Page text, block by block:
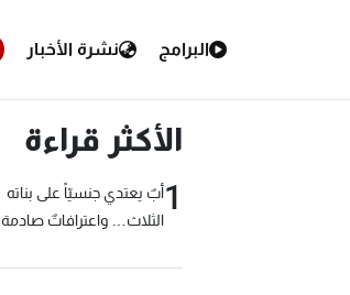
البرامج نشرة الأخبار
الأكثر قراءة
1أبٌ يعتدي جنسيّاً على بناته
الثلاث… واعترافاتٌ صادمة